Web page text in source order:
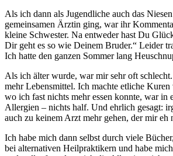
Als ich dann als Jugendliche auch das
gemeinsamen Ärztin ging, war ihr
kleine Schwester. Na entweder hast Du
Dir geht es so wie Deinem Bruder.“ Leider
Ich hatte den ganzen Sommer lang
Als ich älter wurde, war mir sehr oft
mehr Lebensmittel. Ich machte etliche
wo ich fast nichts mehr essen konnte, war
Allergien – nichts half. Und ehrlich gesagt:
auch zu keinem Arzt mehr gehen, der mir eh
Ich habe mich dann selbst durch viele
bei alternativen Heilpraktikern und habe